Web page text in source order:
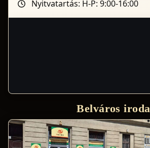
Nyitvatartás: H-P: 9:00-16:00
Belváros iroda